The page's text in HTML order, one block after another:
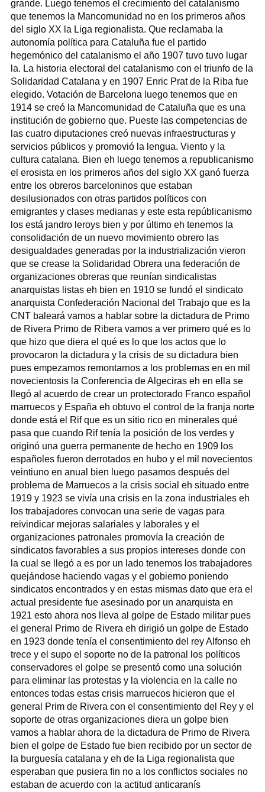
grande. Luego tenemos el crecimiento del catalanismo
que tenemos la Mancomunidad no en los primeros años
del siglo XX la Liga regionalista. Que reclamaba la
autonomía política para Cataluña fue el partido
hegemónico del catalanismo el año 1907 tuvo tuvo lugar
la. La historia electoral del catalanismo con el triunfo de la
Solidaridad Catalana y en 1907 Enric Prat de la Riba fue
elegido. Votación de Barcelona luego tenemos que en
1914 se creó la Mancomunidad de Cataluña que es una
institución de gobierno que. Pueste las competencias de
las cuatro diputaciones creó nuevas infraestructuras y
servicios públicos y promovió la lengua. Viento y la
cultura catalana. Bien eh luego tenemos a republicanismo
el erosista en los primeros años del siglo XX ganó fuerza
entre los obreros barceloninos que estaban
desilusionados con otras partidos políticos con
emigrantes y clases medianas y este esta repúblicanismo
los está jandro leroys bien y por último eh tenemos la
consolidación de un nuevo movimiento obrero las
desigualdades generadas por la industrialización vieron
que se crease la Solidaridad Obrera una federación de
organizaciones obreras que reunían sindicalistas
anarquistas listas eh bien en 1910 se fundó el sindicato
anarquista Confederación Nacional del Trabajo que es la
CNT baleará vamos a hablar sobre la dictadura de Primo
de Rivera Primo de Ribera vamos a ver primero qué es lo
que hizo que diera el qué es lo que los actos que lo
provocaron la dictadura y la crisis de su dictadura bien
pues empezamos remontarnos a los problemas en en mil
novecientosis la Conferencia de Algeciras eh en ella se
llegó al acuerdo de crear un protectorado Franco español
marruecos y España eh obtuvo el control de la franja norte
donde está el Rif que es un sitio rico en minerales qué
pasa que cuando Rif tenía la posición de los verdes y
originó una guerra permanente de hecho en 1909 los
españoles fueron derrotados en hubo y el mil novecientos
veintiuno en anual bien luego pasamos después del
problema de Marruecos a la crisis social eh situado entre
1919 y 1923 se vivía una crisis en la zona industriales eh
los trabajadores convocan una serie de vagas para
reivindicar mejoras salariales y laborales y el
organizaciones patronales promovía la creación de
sindicatos favorables a sus propios intereses donde con
la cual se llegó a es por un lado tenemos los trabajadores
quejándose haciendo vagas y el gobierno poniendo
sindicatos encontrados y en estas mismas dato que era el
actual presidente fue asesinado por un anarquista en
1921 esto ahora nos lleva al golpe de Estado militar pues
el general Primo de Rivera eh dirigió un golpe de Estado
en 1923 donde tenía el consentimiento del rey Alfonso eh
trece y el supo el soporte no de la patronal los políticos
conservadores el golpe se presentó como una solución
para eliminar las protestas y la violencia en la calle no
entonces todas estas crisis marruecos hicieron que el
general Prim de Rivera con el consentimiento del Rey y el
soporte de otras organizaciones diera un golpe bien
vamos a hablar ahora de la dictadura de Primo de Rivera
bien el golpe de Estado fue bien recibido por un sector de
la burguesía catalana y eh de la Liga regionalista que
esperaban que pusiera fin no a los conflictos sociales no
estaban de acuerdo con la actitud anticaranís